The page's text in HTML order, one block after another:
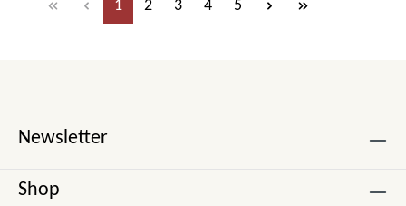
Seite
1 Seite
2 Seite
3 Seite
4 Seite
5
Newsletter
Shop